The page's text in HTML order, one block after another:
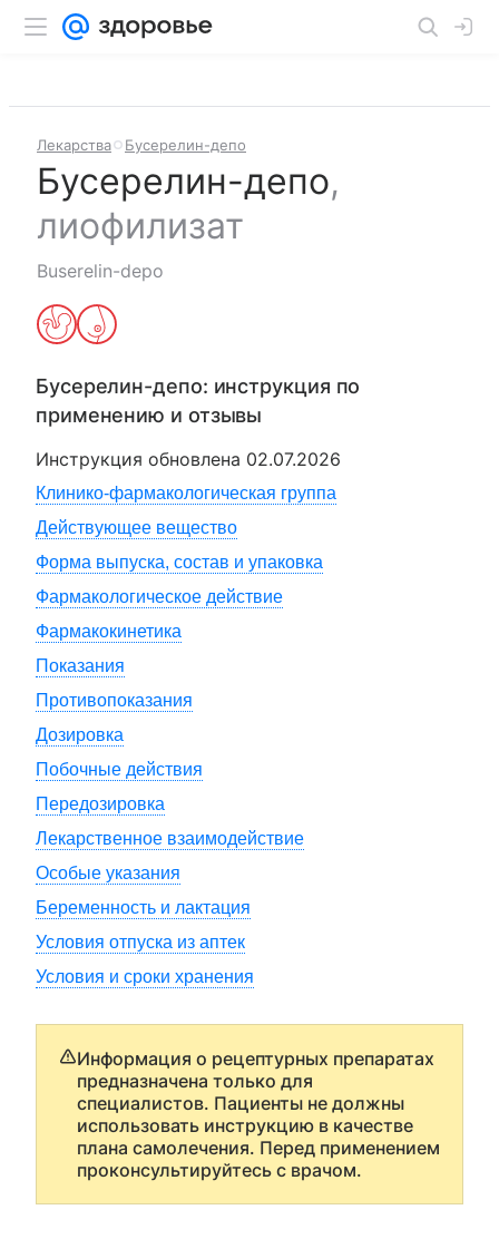
Лекарства Бусерелин-депо
Бусерелин-депо,
лиофилизат
Buserelin-depo
Бусерелин-депо: инструкция по
применению и отзывы
Инструкция обновлена 02.07.2026
Клинико-фармакологическая группа
Действующее вещество
Форма выпуска, состав и упаковка
Фармакологическое действие
Фармакокинетика
Показания
Противопоказания
Дозировка
Побочные действия
Передозировка
Лекарственное взаимодействие
Особые указания
Беременность и лактация
Условия отпуска из аптек
Условия и сроки хранения
Информация о рецептурных препаратах
предназначена только для
специалистов. Пациенты не должны
использовать инструкцию в качестве
плана самолечения. Перед применением
проконсультируйтесь с врачом.